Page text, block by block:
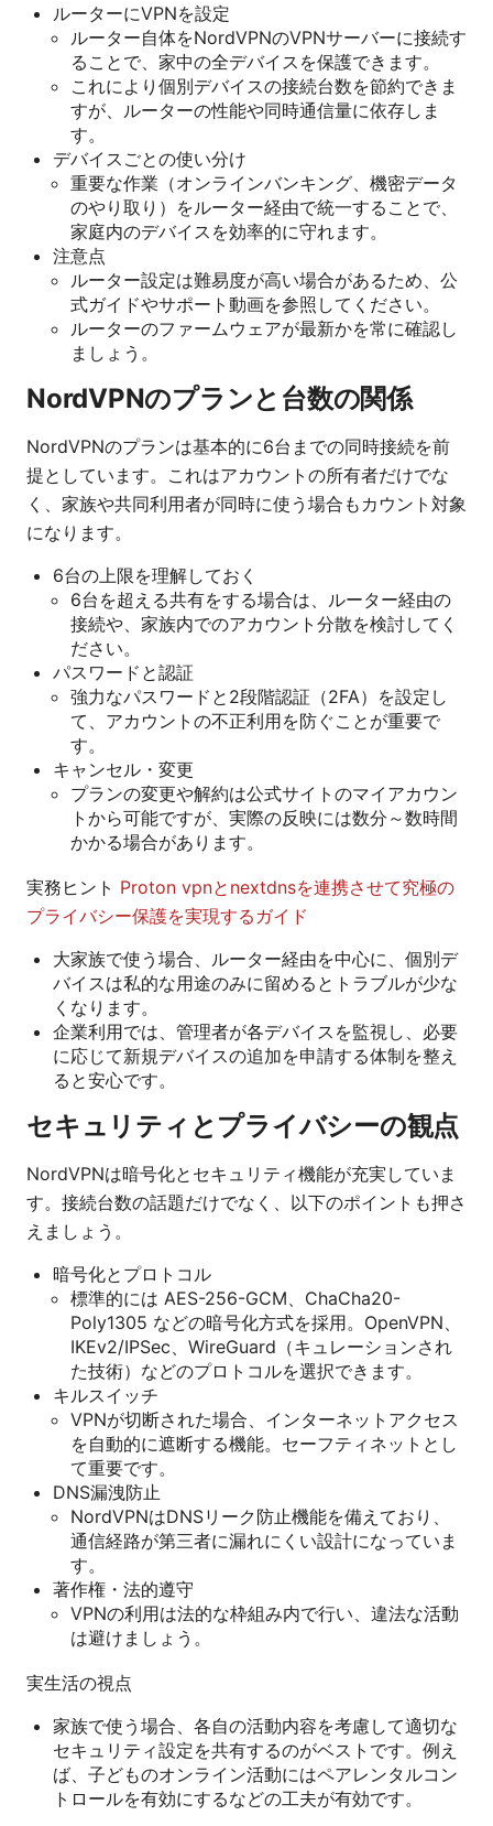
ルーターにVPNを設定
ルーター自体をNordVPNのVPNサーバーに接続す
ることで、家中の全デバイスを保護できます。
これにより個別デバイスの接続台数を節約できま
すが、ルーターの性能や同時通信量に依存しま
す。
デバイスごとの使い分け
重要な作業（オンラインバンキング、機密データ
のやり取り）をルーター経由で統一することで、
家庭内のデバイスを効率的に守れます。
注意点
ルーター設定は難易度が高い場合があるため、公
式ガイドやサポート動画を参照してください。
ルーターのファームウェアが最新かを常に確認し
ましょう。
NordVPNのプランと台数の関係
NordVPNのプランは基本的に6台までの同時接続を前
提としています。これはアカウントの所有者だけでな
く、家族や共同利用者が同時に使う場合もカウント対象
になります。
6台の上限を理解しておく
6台を超える共有をする場合は、ルーター経由の
接続や、家族内でのアカウント分散を検討してく
ださい。
パスワードと認証
強力なパスワードと2段階認証（2FA）を設定し
て、アカウントの不正利用を防ぐことが重要で
す。
キャンセル・変更
プランの変更や解約は公式サイトのマイアカウン
トから可能ですが、実際の反映には数分～数時間
かかる場合があります。
実務ヒント Proton vpnとnextdnsを連携させて究極の
プライバシー保護を実現するガイド
大家族で使う場合、ルーター経由を中心に、個別デ
バイスは私的な用途のみに留めるとトラブルが少な
くなります。
企業利用では、管理者が各デバイスを監視し、必要
に応じて新規デバイスの追加を申請する体制を整え
ると安心です。
セキュリティとプライバシーの観点
NordVPNは暗号化とセキュリティ機能が充実していま
す。接続台数の話題だけでなく、以下のポイントも押さ
えましょう。
暗号化とプロトコル
標準的には AES-256-GCM、ChaCha20-
Poly1305 などの暗号化方式を採用。OpenVPN、
IKEv2/IPSec、WireGuard（キュレーションされ
た技術）などのプロトコルを選択できます。
キルスイッチ
VPNが切断された場合、インターネットアクセス
を自動的に遮断する機能。セーフティネットとし
て重要です。
DNS漏洩防止
NordVPNはDNSリーク防止機能を備えており、
通信経路が第三者に漏れにくい設計になっていま
す。
著作権・法的遵守
VPNの利用は法的な枠組み内で行い、違法な活動
は避けましょう。
実生活の視点
家族で使う場合、各自の活動内容を考慮して適切な
セキュリティ設定を共有するのがベストです。例え
ば、子どものオンライン活動にはペアレンタルコン
トロールを有効にするなどの工夫が有効です。